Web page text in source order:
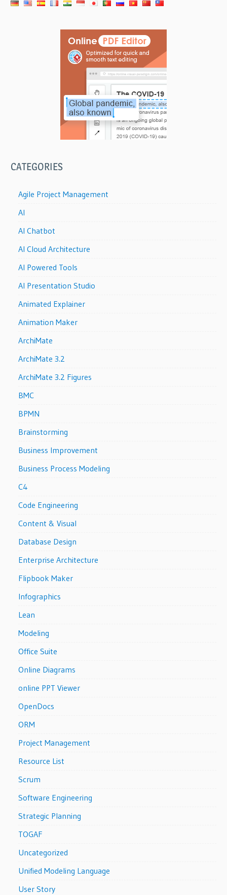
CATEGORIES
Agile Project Management
AI
AI Chatbot
AI Cloud Architecture
AI Powered Tools
AI Presentation Studio
Animated Explainer
Animation Maker
ArchiMate
ArchiMate 3.2
ArchiMate 3.2 Figures
BMC
BPMN
Brainstorming
Business Improvement
Business Process Modeling
C4
Code Engineering
Content & Visual
Database Design
Enterprise Architecture
Flipbook Maker
Infographics
Lean
Modeling
Office Suite
Online Diagrams
online PPT Viewer
OpenDocs
ORM
Project Management
Resource List
Scrum
Software Engineering
Strategic Planning
TOGAF
Uncategorized
Unified Modeling Language
User Story